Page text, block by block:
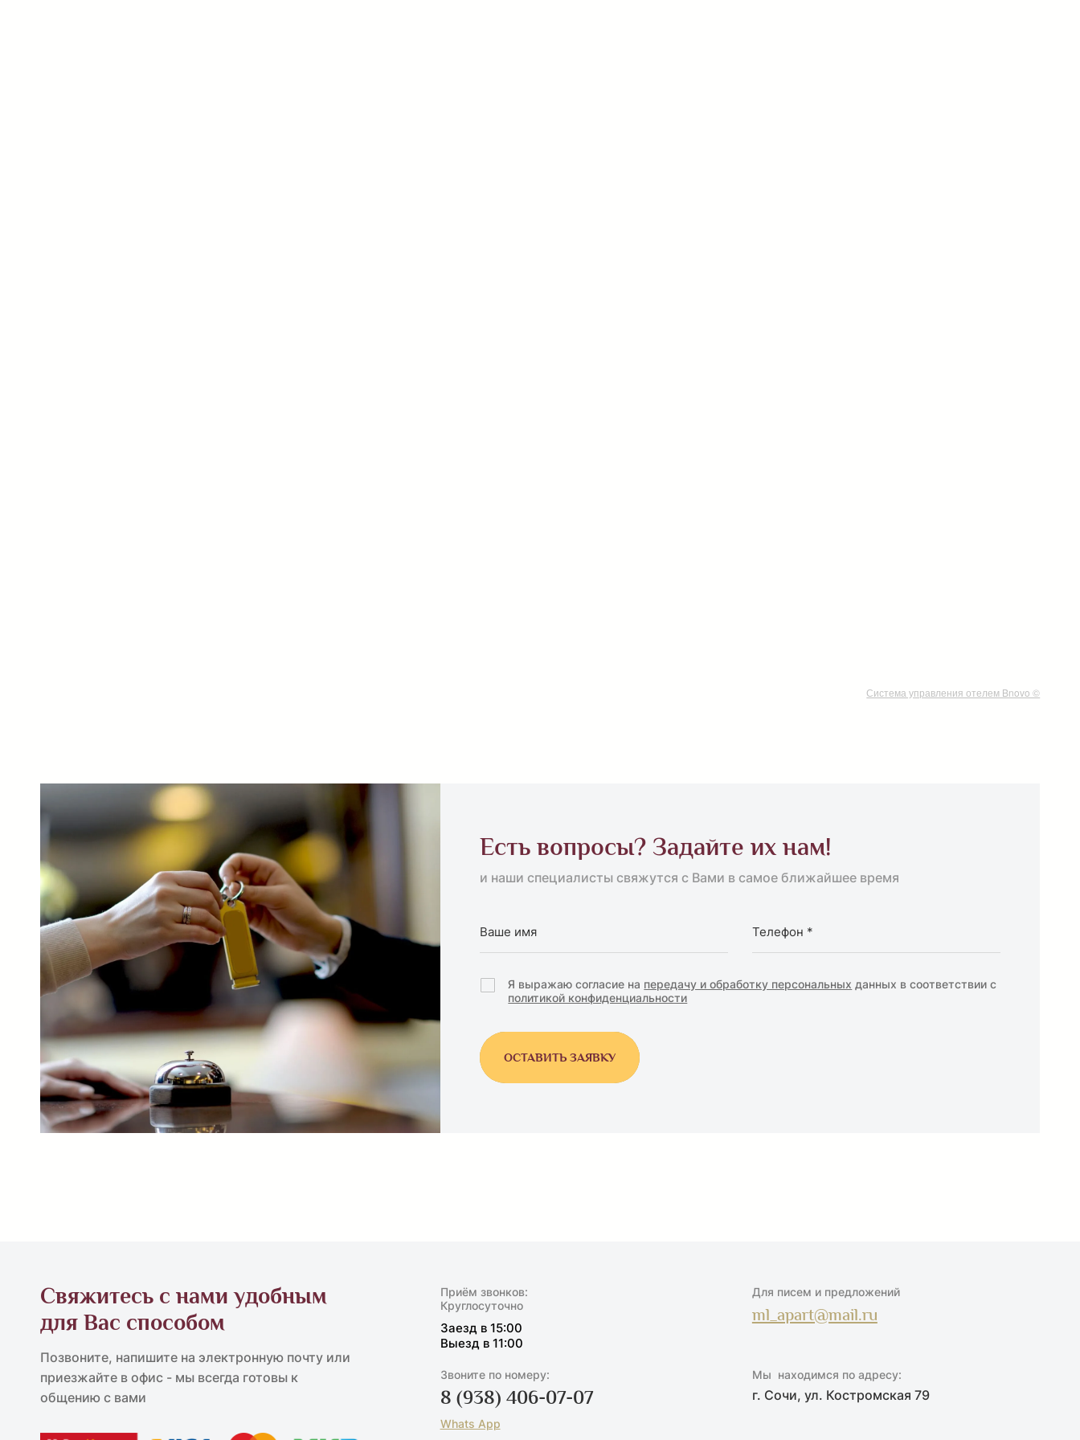
Система управления отелем Bnovo ©
Есть вопросы? Задайте их нам!
и наши специалисты свяжутся с Вами в самое ближайшее время
Я выражаю согласие на передачу и обработку персональных данных в соответствии с
политикой конфиденциальности
ОСТАВИТЬ ЗАЯВКУ
Свяжитесь с нами удобным
для Вас способом
Позвоните, напишите на электронную почту или
приезжайте в офис - мы всегда готовы к
общению с вами
Приём звонков:
Круглосуточно
Заезд в 15:00
Выезд в 11:00
Для писем и предложений
ml_apart@mail.ru
Звоните по номеру:
8 (938) 406-07-07
Whats App
Мы находимся по адресу:
г. Сочи, ул. Костромская 79